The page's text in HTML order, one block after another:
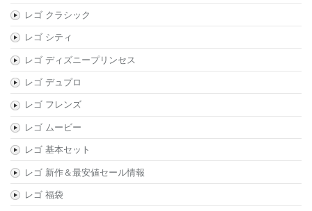
レゴ クラシック
レゴ シティ
レゴ ディズニープリンセス
レゴ デュプロ
レゴ フレンズ
レゴ ムービー
レゴ 基本セット
レゴ 新作＆最安値セール情報
レゴ 福袋